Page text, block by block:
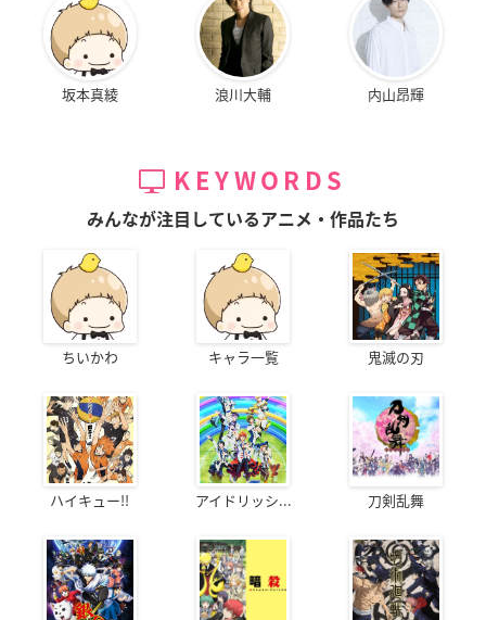
坂本真綾 浪川大輔 内山昂輝
KEYWORDS
みんなが注目しているアニメ・作品たち
ちいかわ キャラ一覧 鬼滅の刃
ハイキュー!! アイドリッシ... 刀剣乱舞